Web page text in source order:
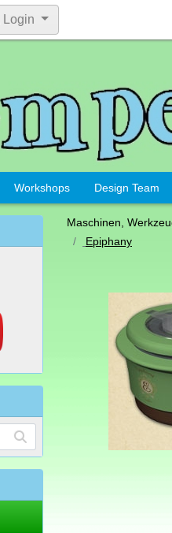
Login
Workshops Design Team
Maschinen,
Epiphany